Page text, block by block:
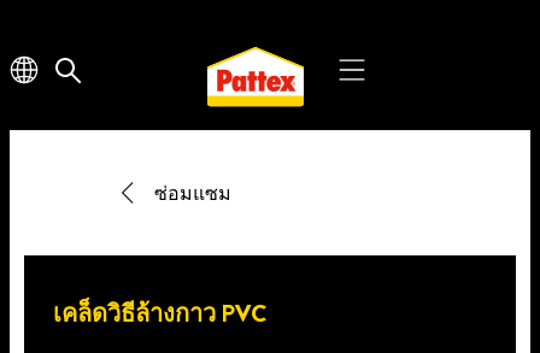
ซ่อมแซม
เคล็ดวิธีล้างกาว PVC